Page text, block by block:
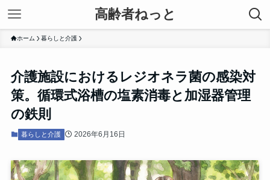
高齢者ねっと
ホーム 暮らしと介護
介護施設におけるレジオネラ菌の感染対
策。循環式浴槽の塩素消毒と加湿器管理
の鉄則
暮らしと介護 2026年6月16日